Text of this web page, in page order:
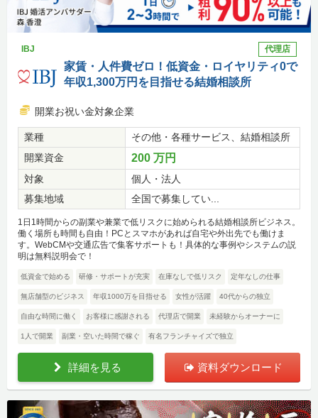
IBJ 代理店
家賃・人件費ゼロ！低資金・ロイヤリティ0で
年収1,300万円を目指せる結婚相談所
開業お祝い金対象企業
業種
その他・各種サービス、結婚相談所
開業資金
200 万円
対象
個人・法人
募集地域
全国で募集してい...
1日1時間からの副業や兼業で低リスクに始められる結婚相談所ビジネス。
働く場所も時間も自由！PCとスマホがあれば自宅や外出先でも働けま
す。WebCMや交通広告で集客サポートも！具体的な事例やシステムの説
明は無料説明会で！
低資金で始める 研修・サポートが充実 在庫なしで低リスク 定年なしの仕事
無店舗型のビジネス 年収1000万を目指せる 女性が活躍 40代からの独立
自由な時間に働く お客様に感謝される 代理店で開業 未経験からオーナーに
1人で開業 副業・空いた時間で稼ぐ 有名フランチャイズで独立
詳細を見る 資料ダウンロード